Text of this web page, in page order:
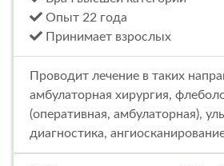
Опыт 22 года
Принимает взрослых
Проводит лечение в таких
амбулаторная хирургия,
(оперативная, амбулаторная),
диагностика,